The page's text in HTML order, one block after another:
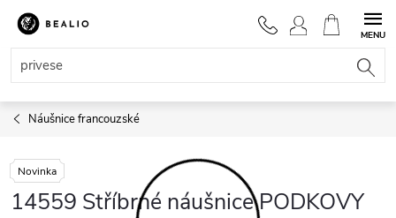
Přejít
obsah
NÁKUPNÍ
KOŠÍK
Náušnice francouzské
Novinka
14559 Stříbrné náušnice PODKOVY